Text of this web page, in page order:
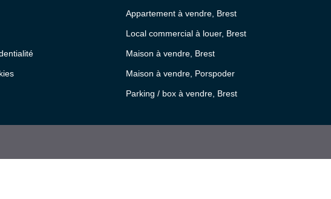
Appartement à vendre, Brest
Local commercial à louer, Brest
Maison à vendre, Brest
Maison à vendre, Porspoder
Parking / box à vendre, Brest